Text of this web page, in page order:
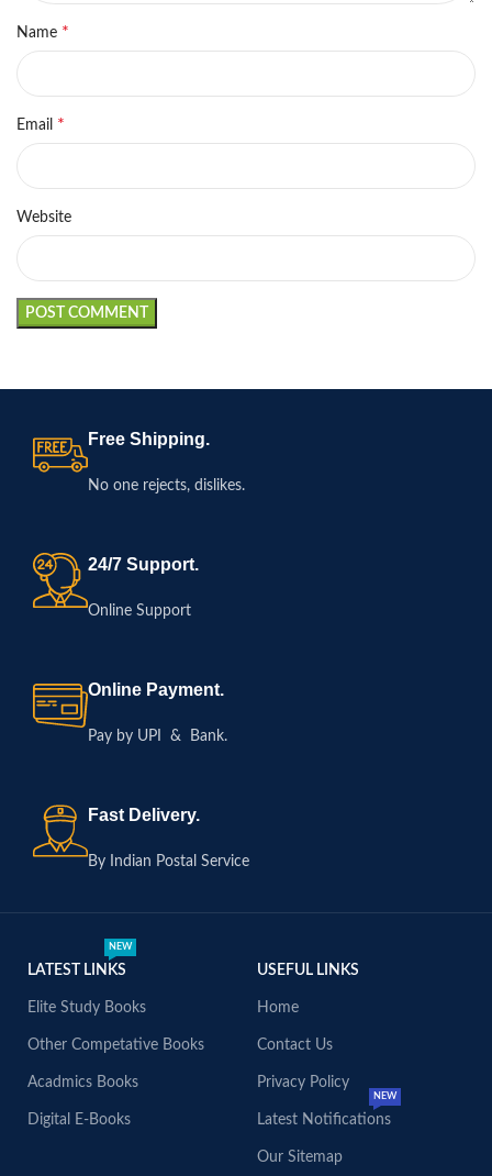
Name *
Email *
Website
Free Shipping.
No one rejects, dislikes.
24/7 Support.
Online Support
Online Payment.
Pay by UPI & Bank.
Fast Delivery.
By Indian Postal Service
LATEST LINKS
NEW
Elite Study Books
Other Competative Books
Acadmics Books
Digital E-Books
USEFUL LINKS
Home
Contact Us
Privacy Policy
Latest Notifications
NEW
Our Sitemap